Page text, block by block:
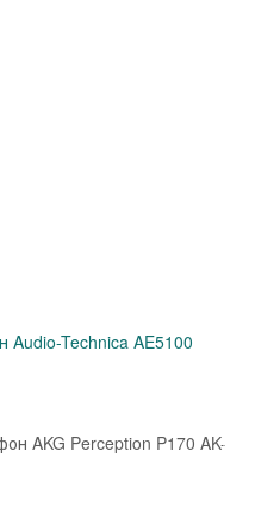
Technica AE5100